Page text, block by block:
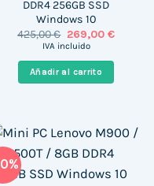
DDR4 256GB SSD
Windows 10
425,00€ El
precio
era:
425,00 €.
269,00 €El
es:
IVA incluido
Añadir al carrito